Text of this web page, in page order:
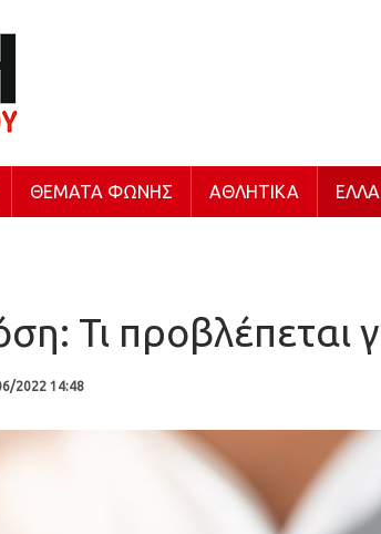
ΘΈΜΑΤΑ ΦΩΝΉΣ ΑΘΛΗΤΙΚΆ
Τι προβλέπεται
2022 14:48